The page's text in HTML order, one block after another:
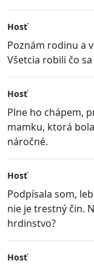
Hosť
Poznám rodinu a
Všetcia robili čo
Hosť
Plne ho chápem,
mamku, ktorá
náročné.
Hosť
Podpísala som,
nie je trestný čin.
hrdinstvo?
Hosť